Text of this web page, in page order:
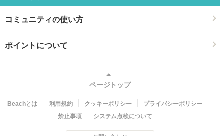
コミュニティの使い方
ポイントについて
ページトップ
Beachとは 利用規約 クッキーポリシー
プライバシーポリシー
禁止事項
システム点検について